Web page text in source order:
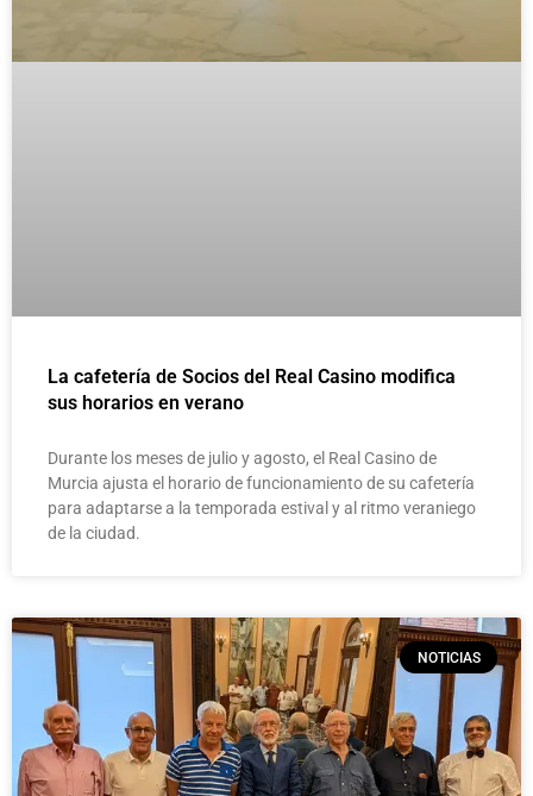
La cafetería de Socios del Real Casino modifica
sus horarios en verano
Durante los meses de julio y agosto, el Real Casino de
Murcia ajusta el horario de funcionamiento de su cafetería
para adaptarse a la temporada estival y al ritmo veraniego
de la ciudad.
NOTICIAS